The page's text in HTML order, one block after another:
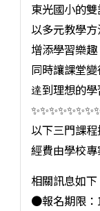
東光國小的雙
以多元教學方
增添學習樂趣
同時讓課堂變
逹到理想的學
以下三門課程
經費由學校
相關訊息如下
●報名期限：